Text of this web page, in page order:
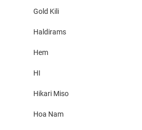
Gold Kili
Haldirams
Hem
HI
Hikari Miso
Hoa Nam